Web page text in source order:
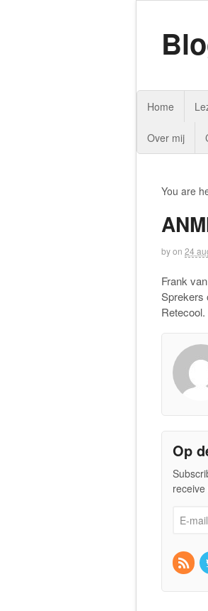
Home
Over mij
You are
byon 24
Frank
Sprekers
Op